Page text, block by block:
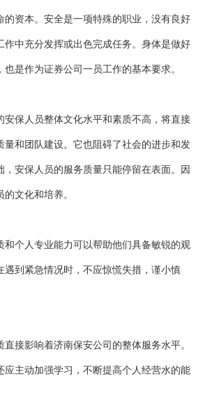
资本。安全是一项特殊的职业，没有良好
作中充分发挥或出色完成任务。身体是做好
是作为证券公司一员工作的基本要求。
保人员整体文化水平和素质不高，将直接
量和团队建设。它也阻碍了社会的进步和发
，安保人员的服务质量只能停留在表面。因
文化和培养。
个人专业能力可以帮助他们具备敏锐的观
遇到紧急情况时，不应惊慌失措，谨小慎
接影响着济南保安公司 的整体服务水平。
应主动加强学习，不断提高个人经营水的能